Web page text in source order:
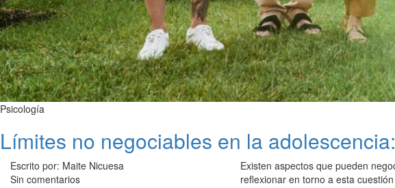
Psicología
Límites no negociables en la
Escrito por: Maite Nicuesa
Sin comentarios
Existen aspectos que pueden
reflexionar en torno a esta